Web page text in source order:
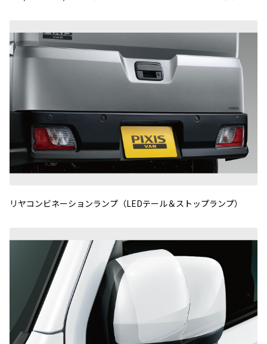
リヤコンビネーションランプ（LEDテール＆ストップランプ）